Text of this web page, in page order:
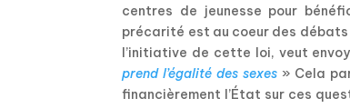
centres de jeunesse pour
précarité est au coeur des débats
l’initiative de cette loi, veut
prend l’égalité des sexes» Cela
financièrement l’État sur ces